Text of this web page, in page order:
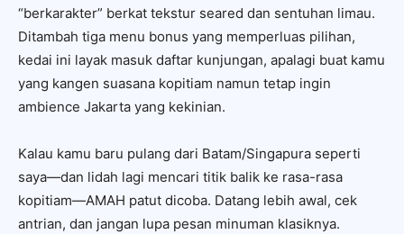
“berkarakter” berkat tekstur seared dan sentuhan limau.
Ditambah tiga menu bonus yang memperluas pilihan,
kedai ini layak masuk daftar kunjungan, apalagi buat kamu
yang kangen suasana kopitiam namun tetap ingin
ambience Jakarta yang kekinian.
Kalau kamu baru pulang dari Batam/Singapura seperti
saya—dan lidah lagi mencari titik balik ke rasa-rasa
kopitiam—AMAH patut dicoba. Datang lebih awal, cek
antrian, dan jangan lupa pesan minuman klasiknya.